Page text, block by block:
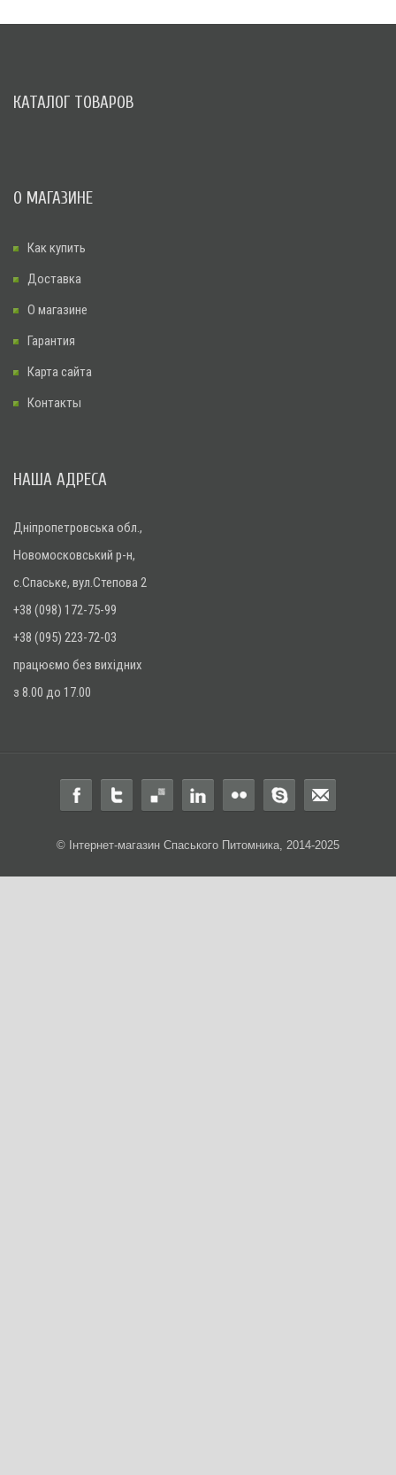
КАТАЛОГ ТОВАРОВ
О МАГАЗИНЕ
Как купить
Доставка
О магазине
Гарантия
Карта сайта
Контакты
НАША АДРЕСА
Дніпропетровська обл.,
Новомосковський р-н,
с.Спаське, вул.Степова 2
+38 (098) 172-75-99
+38 (095) 223-72-03
працюємо без вихідних
з 8.00 до 17.00
© Інтернет-магазин Спаського Питомника, 2014-2025